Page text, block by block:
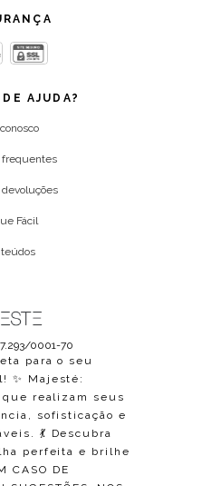
AJUDA?
frequentes
devoluções
Fácil
0001-70
para o seu
✨ Majesté:
realizam seus
sofisticação e
💃 Descubra
perfeita e brilhe
CASO DE